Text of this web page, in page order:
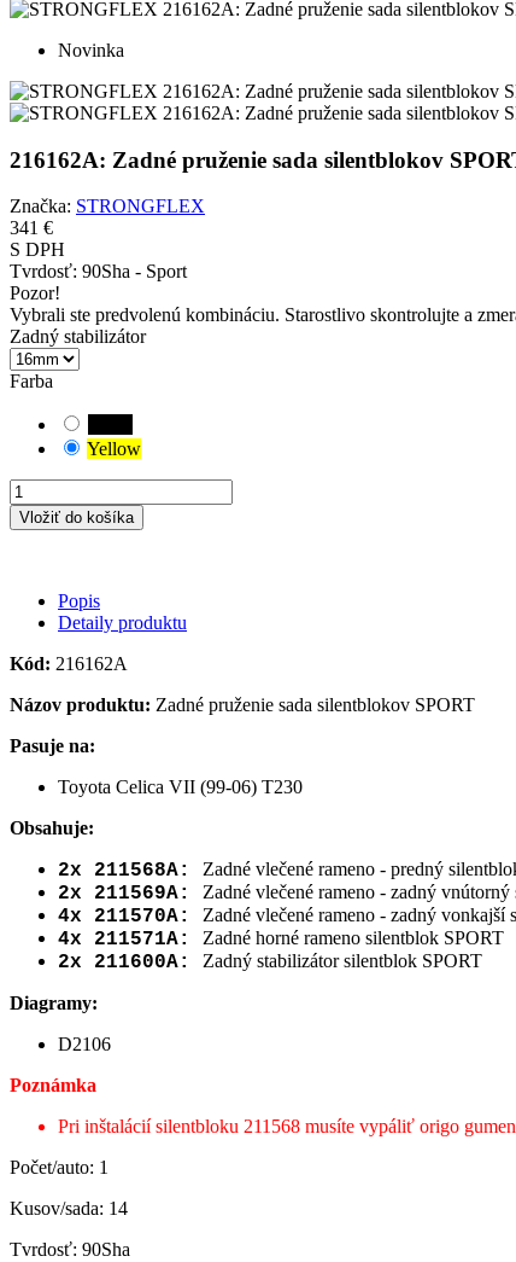
Novinka
216162A: Zadné pruženie sada silentblokov
Značka: STRONGFLEX
341 €
S DPH
Tvrdosť: 90Sha - Sport
Pozor!
Vybrali ste predvolenú kombináciu. Starostlivo skontrolujte a
Zadný stabilizátor
Farba
Yellow
Vložiť do košíka
Popis
Detaily produktu
Kód: 216162A
Názov produktu: Zadné pruženie sada silentblokov SPORT
Pasuje na:
Toyota Celica VII (99-06) T230
Obsahuje:
2x 211568A: Zadné vlečené rameno - predný
2x 211569A: Zadné vlečené rameno - zadný
4x 211570A: Zadné vlečené rameno - zadný vonkajší
4x 211571A: Zadné horné rameno silentblok SPORT
2x 211600A: Zadný stabilizátor silentblok SPORT
Diagramy:
D2106
Poznámka
Pri inštalácií silentbloku 211568 musíte vypáliť origo
Počet/auto: 1
Kusov/sada: 14
Tvrdosť: 90Sha